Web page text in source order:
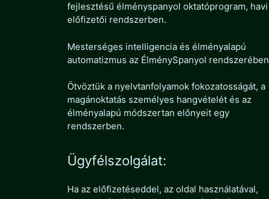
fejlesztésű élményspanyol oktatóprogram, havi
előfizetői rendszerben.
Mesterséges intelligencia és élményalapú
automatizmus az ÉlménySpanyol
Ötvöztük a nyelvtanfolyamok fokozatosságát, a
magánoktatás személyes hangvételét és az
élményalapú módszertan előnyeit egy
rendszerben.
Ügyfélszolgálat:
Ha az előfizetéseddel, az oldal használatával,